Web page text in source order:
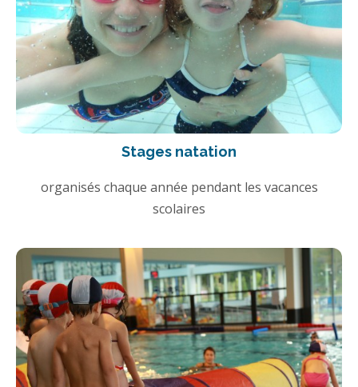
Stages natation
organisés chaque année pendant les vacances
scolaires